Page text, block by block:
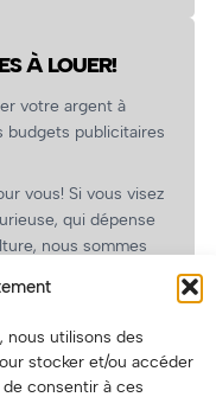
nous utilisons des
stocker et/ou accéder
consentir à ces
À LOUER!
votre argent à
budgets publicitaires
vous! Si vous visez
qui dépense
nous sommes
vous, les